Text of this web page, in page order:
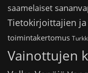
saamelaiset
Tietokirjoittajien
toimintakertomus Turkki
Vainottujen